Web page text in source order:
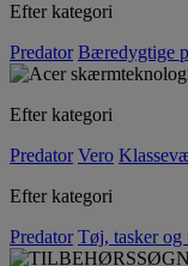
Efter kategori
Predator Bæredygtige
Efter kategori
Predator Vero
Efter kategori
Predator Tøj, tasker og